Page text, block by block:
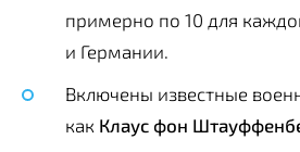
примерно по 10 для
и Германии.
Включены известные
как Клаус фон